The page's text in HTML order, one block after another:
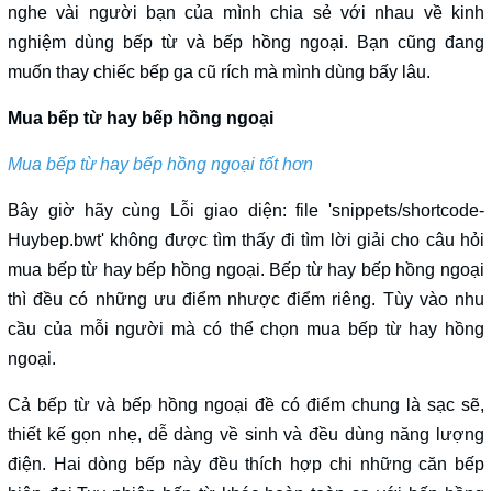
nghe vài người bạn của mình chia sẻ với nhau về kinh
nghiệm dùng bếp từ và bếp hồng ngoại. Bạn cũng đang
muốn thay chiếc bếp ga cũ rích mà mình dùng bấy lâu.
Mua bếp từ hay bếp hồng ngoại
Mua bếp từ hay bếp hồng ngoại tốt hơn
Bây giờ hãy cùng Lỗi giao diện: file 'snippets/shortcode-
Huybep.bwt' không được tìm thấy đi tìm lời giải cho câu hỏi
mua bếp từ hay bếp hồng ngoại. Bếp từ hay bếp hồng ngoại
thì đều có những ưu điểm nhược điểm riêng. Tùy vào nhu
cầu của mỗi người mà có thể chọn mua bếp từ hay hồng
ngoại.
Cả bếp từ và bếp hồng ngoại đề có điểm chung là sạc sẽ,
thiết kế gọn nhẹ, dễ dàng về sinh và đều dùng năng lượng
điện. Hai dòng bếp này đều thích hợp chi những căn bếp